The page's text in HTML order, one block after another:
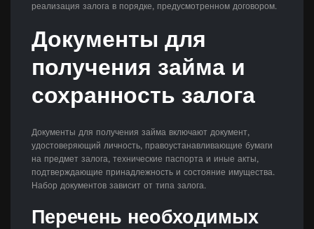
реализация залога в порядке, предусмотренном договором.
Документы для
получения займа и
сохранность залога
Документы для получения займа включают документ,
удостоверяющий личность, правоустанавливающие бумаги
на предмет залога, технические паспорта и иные акты,
подтверждающие принадлежность и состояние имущества.
Набор документов зависит от типа залога.
Перечень необходимых